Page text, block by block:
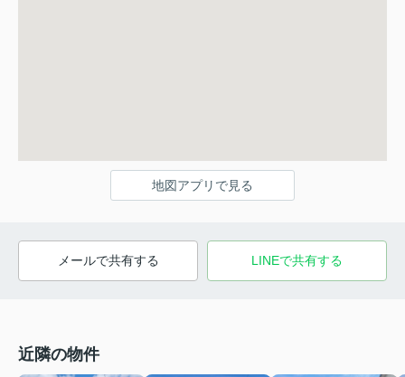
地図アプリで見る
メールで共有する LINEで共有する
近隣の物件